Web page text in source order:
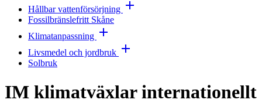
Hållbar vattenförsörjning
Fossilbränslefritt Skåne
Klimatanpassning
Livsmedel och jordbruk
Solbruk
IM klimatväxlar internationellt